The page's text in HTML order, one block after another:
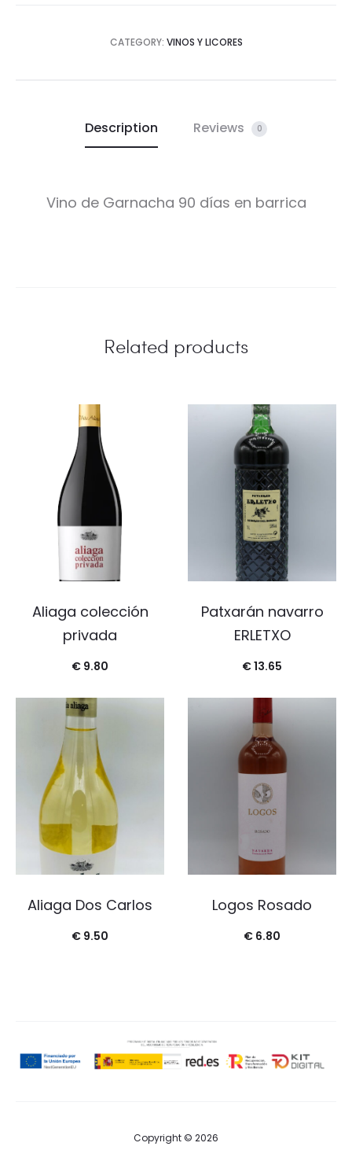
CATEGORY: VINOS Y LICORES
Description Reviews 0
Vino de Garnacha 90 días en barrica
Related products
Aliaga colección
privada
€ 9.80
Patxarán navarro
ERLETXO
€13.65
Aliaga Dos Carlos
€ 9.50
Logos Rosado
€ 6.80
Copyright © 2026